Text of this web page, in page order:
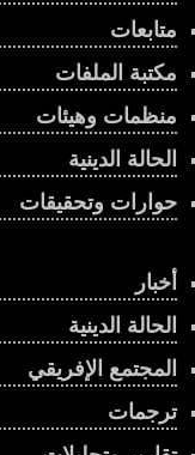
متابعات
مكتبة الملفات
منظمات وهيئات
الحالة الدينية
حوارات وتحقيقات
أخبار
الحالة الدينية
المجتمع الإفريقي
ترجمات